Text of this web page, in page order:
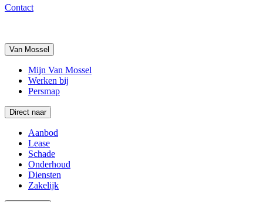
Contact
Van Mossel
Mijn Van Mossel
Werken bij
Persmap
Direct naar
Aanbod
Lease
Schade
Onderhoud
Diensten
Zakelijk